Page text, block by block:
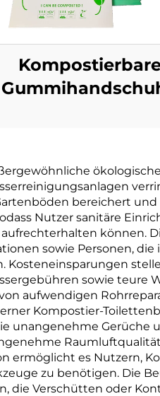
Material
bereichert
Nutzer sanitäre
können.
sowie Personen,
sowie
aufwendigen
Kompostier-
unangenehme
ermöglicht es Nutzern,
zu benötigen. Die
die Verschütten oder